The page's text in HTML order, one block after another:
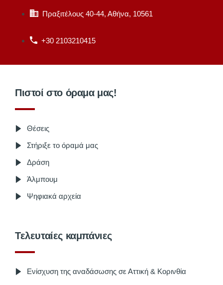
Πραξιτέλους 40-44, Αθήνα, 10561
+30 2103210415
Πιστοί στο όραμα μας!
Θέσεις
Στήριξε το όραμά μας
Δράση
Άλμπουμ
Ψηφιακά αρχεία
Τελευταίες καμπάνιες
Ενίσχυση της αναδάσωσης σε Αττική & Κορινθία